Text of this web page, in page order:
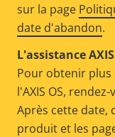
sur la page
date d'abandon.
L'assistance
Pour obtenir
l'AXIS OS,
Après cette date,
produit et les